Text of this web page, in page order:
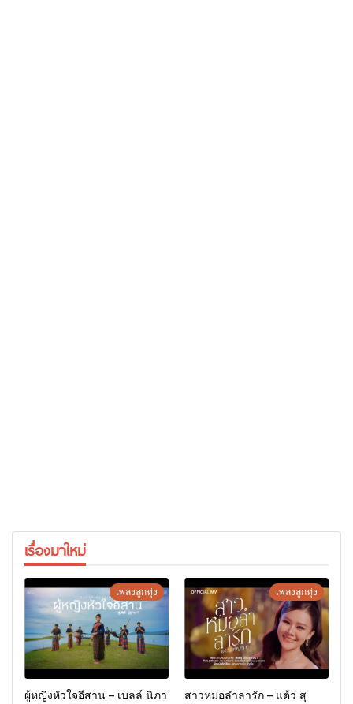
เรื่องมาใหม่
เพลงลูกทุ่ง
ผู้หญิงหัวใจอีสาน – เบลล์ นิภา
เพลงลูกทุ่ง
สาวหมอลำลารัก – แต้ว สุ